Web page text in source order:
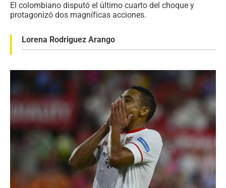
El colombiano disputó el último cuarto del choque y
protagonizó dos magníficas acciones.
Lorena Rodriguez Arango